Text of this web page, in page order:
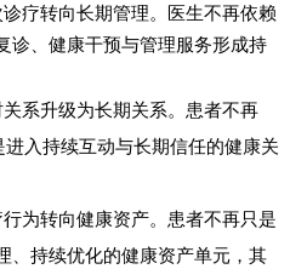
转向长期管理。医生不再依赖
诊、健康干预与管理服务形成持
升级为长期关系。患者不再
进入持续互动与长期信任的健康关
转向健康资产。患者不再只是
、持续优化的健康资产单元，其